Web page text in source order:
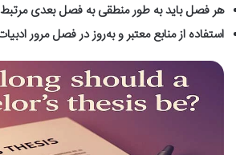
هر فصل باید به طور منطقی به فصل بعدی
استفاده از منابع معتبر و به‌روز در فصل مرور